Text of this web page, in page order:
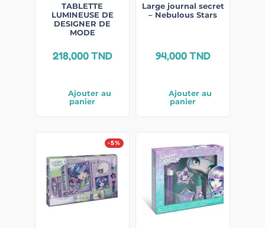
TABLETTE
LUMINEUSE DE
DESIGNER DE
MODE
218,000TND
Ajouter au
panier
Large journal secret
– Nebulous Stars
94,000TND
Ajouter au
panier
-5%